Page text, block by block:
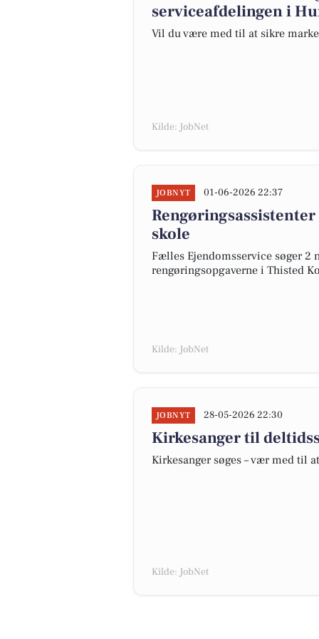
serviceafdelingen i
Vil du være med til at sikre
Kilde: JobNet
JOBNYT 01-06-2026 22:37
skole
Fælles Ejendomsservice søger 2
rengøringsopgaverne i Thisted
Kilde: JobNet
JOBNYT 28-05-2026 22:30
Kirkesanger til
Kirkesanger søges – vær med til
Kilde: JobNet